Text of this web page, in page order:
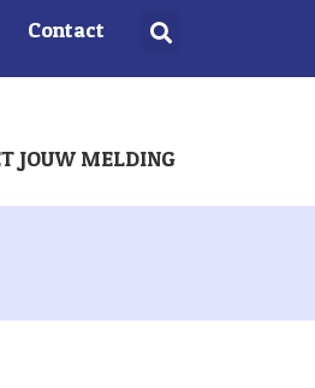
Contact
JOUW MELDING